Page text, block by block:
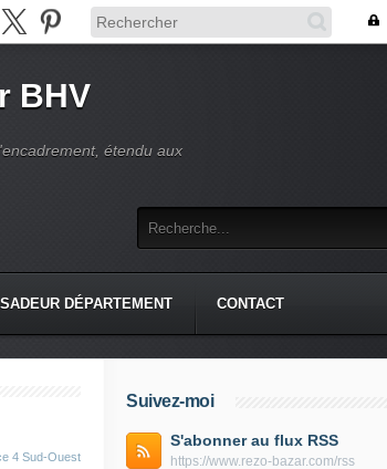
BHV
étendu aux
DÉPARTEMENT CONTACT
4 Sud-Ouest
Suivez-moi
S'abonner au flux RSS
https://www.rezo-bazar.com/rss